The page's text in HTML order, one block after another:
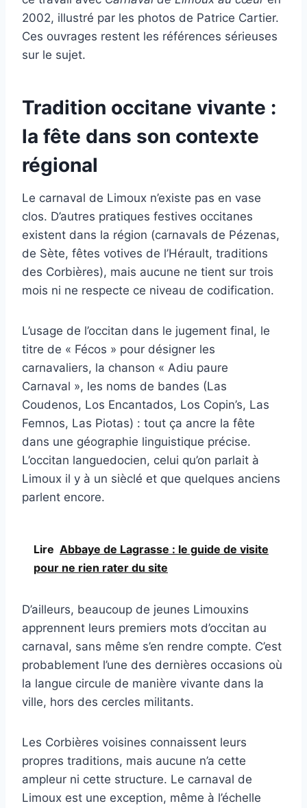
2002, illustré par les photos de Patrice Cartier.
Ces ouvrages restent les références sérieuses
sur le sujet.
Tradition occitane vivante :
la fête dans son contexte
régional
Le carnaval de Limoux n’existe pas en vase
clos. D’autres pratiques festives occitanes
existent dans la région (carnavals de Pézenas,
de Sète, fêtes votives de l’Hérault, traditions
des Corbières), mais aucune ne tient sur trois
mois ni ne respecte ce niveau de codification.
L’usage de l’occitan dans le jugement final, le
titre de « Fécos » pour désigner les
carnavaliers, la chanson « Adiu paure
Carnaval », les noms de bandes (Las
Coudenos, Los Encantados, Los Copin’s, Las
Femnos, Las Piotas) : tout ça ancre la fête
dans une géographie linguistique précise.
L’occitan languedocien, celui qu’on parlait à
Limoux il y à un sièclé et que quelques anciens
parlent encore.
Lire Abbaye de Lagrasse : le guide de visite
pour ne rien rater du site
D’ailleurs, beaucoup de jeunes Limouxins
apprennent leurs premiers mots d’occitan au
carnaval, sans même s’en rendre compte. C’est
probablement l’une des dernières occasions où
la langue circule de manière vivante dans la
ville, hors des cercles militants.
Les Corbières voisines connaissent leurs
propres traditions, mais aucune n’a cette
ampleur ni cette structure. Le carnaval de
Limoux est une exception, même à l’échelle